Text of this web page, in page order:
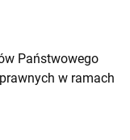
Państwowego
w ramach